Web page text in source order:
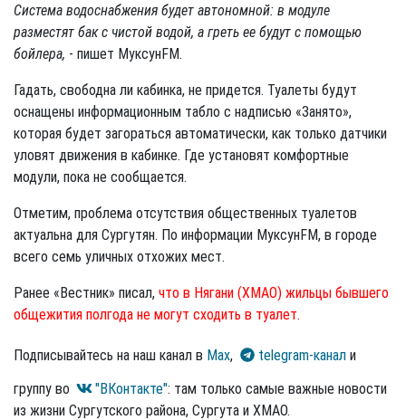
Система водоснабжения будет автономной: в модуле
разместят бак с чистой водой, а греть ее будут с помощью
бойлера, - пишет МуксунFM.
Гадать, свободна ли кабинка, не придется. Туалеты будут
оснащены информационным табло с надписью «Занято»,
которая будет загораться автоматически, как только датчики
уловят движения в кабинке. Где установят комфортные
модули, пока не сообщается.
Отметим, проблема отсутствия общественных туалетов
актуальна для Сургутян. По информации МуксунFM, в городе
всего семь уличных отхожих мест.
Ранее «Вестник» писал, что в Нягани (ХМАО) жильцы бывшего
общежития полгода не могут сходить в туалет.
Подписывайтесь на наш канал в Max, telegram-канал и
группу во
"ВКонтакте": там только самые важные новости
из жизни Сургутского района, Сургута и ХМАО.